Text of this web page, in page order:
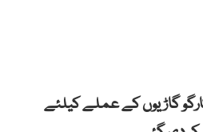
گاڑیوں کے عملے کیلئے